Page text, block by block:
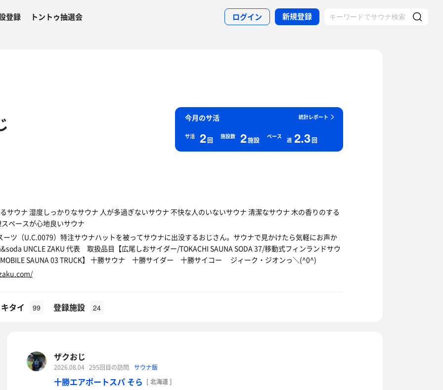
登録 トントゥ抽選会 ログイン 新規登録
統計レポート
今月のサ活
サ活 2回 施設数 2施設 ペース
週 2.3回
サウナ 湿度しっかりなサウナ 人が多過ぎないサウナ 不快な人のいないサウナ 清潔なサウナ 木の香りのする
ペースが心地良いサウナ
ーツ（U.C.0079）特注サウナハットを被ってサウナに出没するおじさん。サウナで見かけたら気軽にお声か
UNCLE ZAKU 代表 取扱品目【広尾しおサイダー/TOKACHI SAUNA SODA 37/移動式フィンランドサウ
SAUNA 03 TRUCK】 十勝サウナ 十勝サイダー 十勝サイコー ジィーク・ジオンっ＼(^0^)
タイ 99 登録施設 24
ザクおじ
2026.08.04 295回目の訪問 サウナ飯
十勝エアポートスパ そら [ 北海道 ]